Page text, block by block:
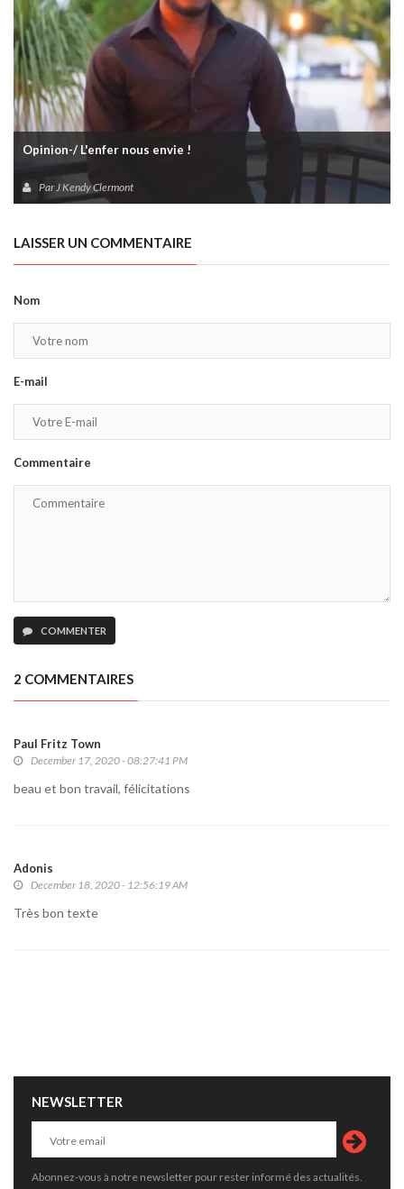
Opinion-/ L'enfer nous envie !
Par J Kendy Clermont
LAISSER UN COMMENTAIRE
Nom
E-mail
Commentaire
COMMENTER
2 COMMENTAIRES
Paul Fritz Town
December 17, 2020 - 08:27:41 PM
beau et bon travail, félicitations
Adonis
December 18, 2020 - 12:56:19 AM
Très bon texte
NEWSLETTER
Abonnez-vous à notre newsletter pour rester informé des actualités.